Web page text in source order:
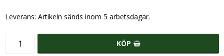
Leverans: Artikeln sänds inom 5 arbetsdagar.
KÖP